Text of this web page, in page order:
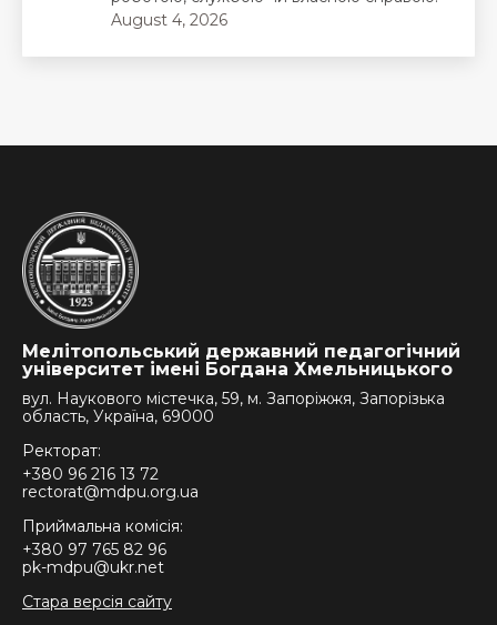
August 4, 2026
Мелітопольський державний педагогічний
університет імені Богдана Хмельницького
вул. Наукового містечка, 59, м. Запоріжжя, Запорізька
область, Україна, 69000
Ректорат:
+380 96 216 13 72
rectorat@mdpu.org.ua
Приймальна комісія:
+380 97 765 82 96
pk-mdpu@ukr.net
Стара версія сайту